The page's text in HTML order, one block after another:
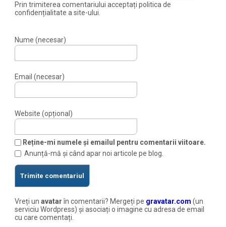
Prin trimiterea comentariului acceptați politica de
confidențialitate a site-ului.
Nume (necesar)
Email (necesar)
Website (opțional)
Reține-mi numele și emailul pentru comentarii viitoare.
Anunță-mă și când apar noi articole pe blog.
Vreți unavatarîn comentarii? Mergeți pe gravatar.com (un
serviciu Wordpress) și asociați o imagine cu adresa de email
cu care comentați.